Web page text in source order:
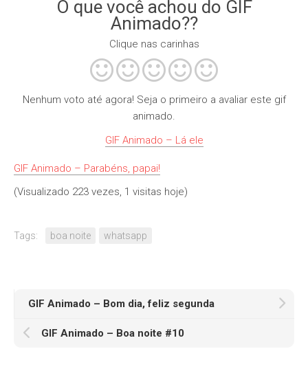
O que você achou do GIF
Animado??
Clique nas carinhas
Nenhum voto até agora! Seja o primeiro a avaliar este gif
animado.
GIF Animado – Lá ele
GIF Animado – Parabéns, papai!
(Visualizado 223 vezes, 1 visitas hoje)
Tags: boa noite whatsapp
GIF Animado – Bom dia, feliz segunda
GIF Animado – Boa noite #10